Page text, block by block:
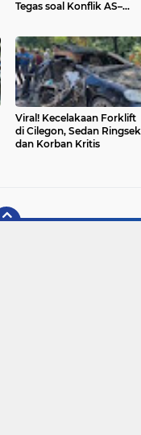
Tegas soal Konflik AS–
Viral! Kecelakaan Forklift
di Cilegon, Sedan Ringsek
dan Korban Kritis